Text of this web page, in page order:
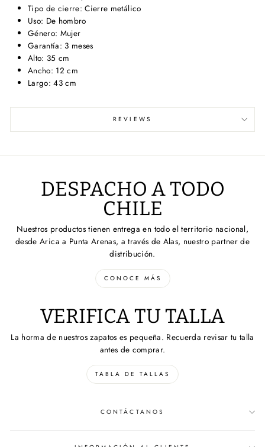
Tipo de cierre: Cierre metálico
Uso: De hombro
Género: Mujer
Garantía: 3 meses
Alto: 35 cm
Ancho: 12 cm
Largo: 43 cm
REVIEWS
DESPACHO A TODO
CHILE
Nuestros productos tienen entrega en todo el territorio nacional,
desde Arica a Punta Arenas, a través de Alas, nuestro partner de
distribución.
CONOCE MÁS
VERIFICA TU TALLA
La horma de nuestros zapatos es pequeña. Recuerda revisar tu talla
antes de comprar.
TABLA DE TALLAS
CONTÁCTANOS